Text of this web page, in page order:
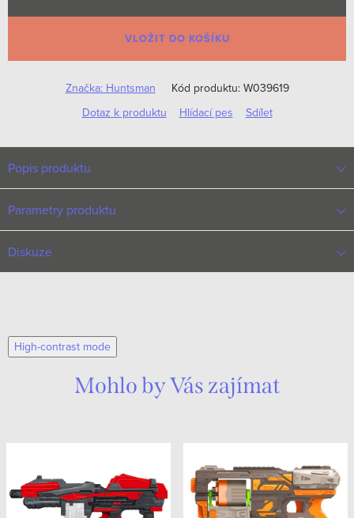
cena:
VLOŽIT DO KOŠÍKU
Značka: Huntsman Kód produktu: W039619
Dotaz k produktu
Hlídací pes Sdílet
Popis produktu
Parametry produktu
Diskuze
High-contrast mode
Mohlo by Vás zajímat